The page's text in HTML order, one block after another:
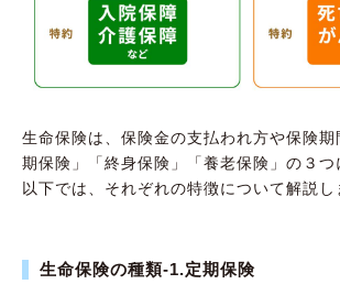
生命保険は、保険金の支払われ方や保険期
期保険」「終身保険」「養老保険」の３つ
以下では、それぞれの特徴について解説し
生命保険の種類-1.定期保険